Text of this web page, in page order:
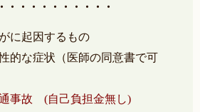
・・・・・・・・・・
起因するもの
な症状（医師の同意書で可
事故 (自己負担金無し)